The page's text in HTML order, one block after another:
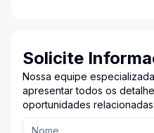
Solicite
Imóvel
Nossa equipe
apresentar todos os
oportunidades